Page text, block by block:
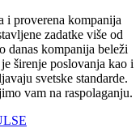
i proverena kompanija
zadatke više od
danas kompanija beleži
širenje poslovanja kao i
svetske standarde.
vam na raspolaganju.